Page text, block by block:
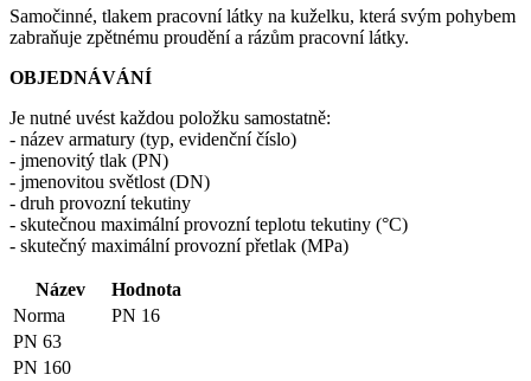
Samočinné, tlakem pracovní látky na kuželku, která svým pohybem
zabraňuje zpětnému proudění a rázům pracovní látky.
OBJEDNÁVÁNÍ
Je nutné uvést každou položku samostatně:
- název armatury (typ, evidenční číslo)
- jmenovitý tlak (PN)
- jmenovitou světlost (DN)
- druh provozní tekutiny
- skutečnou maximální provozní teplotu tekutiny (°C)
- skutečný maximální provozní přetlak (MPa)
Název
Hodnota
Norma
PN 16
PN 63
PN 160